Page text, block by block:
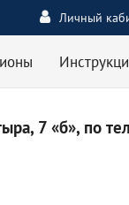
Личный
7 «б», по